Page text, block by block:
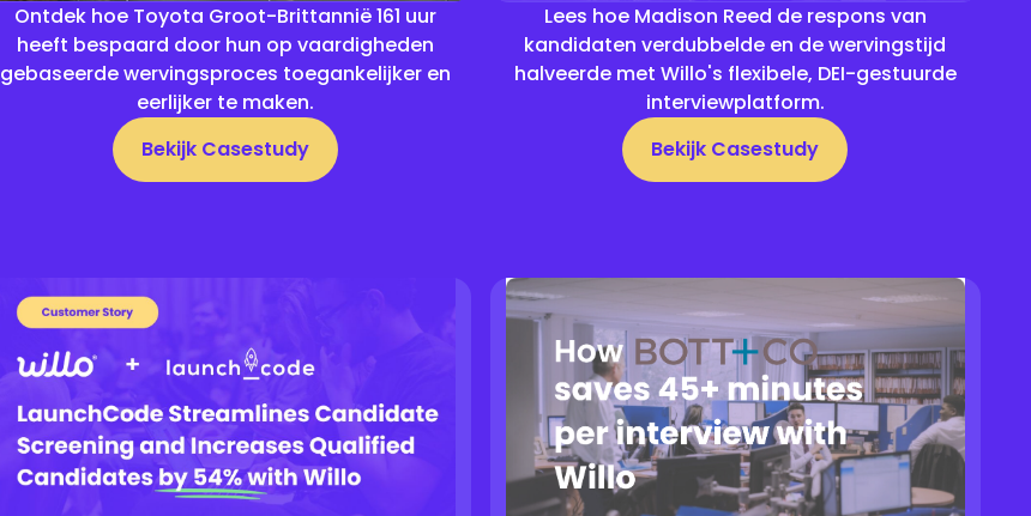
Ontdek hoe Toyota Groot-Brittannië 161 uur
heeft bespaard door hun op vaardigheden
gebaseerde wervingsproces toegankelijker en
eerlijker te maken.
Bekijk Casestudy
Lees hoe Madison Reed de respons van
kandidaten verdubbelde en de wervingstijd
halveerde met Willo's flexibele, DEI-gestuurde
interviewplatform.
Bekijk Casestudy